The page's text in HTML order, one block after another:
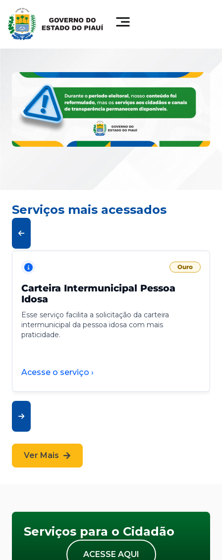
Serviços mais acessados
Ouro
Carteira Intermunicipal Pessoa
Idosa
Esse serviço facilita a solicitação da carteira
intermunicipal da pessoa idosa com mais
praticidade.
Acesse o serviço ›
Ver Mais
Serviços para o Cidadão
ACESSE AQUI